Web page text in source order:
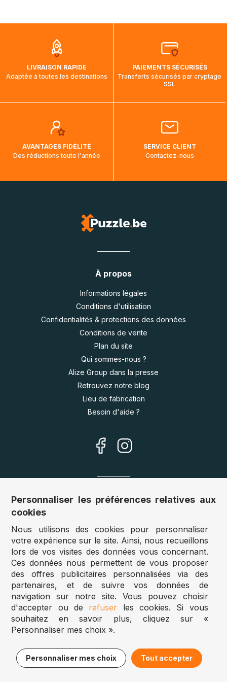
9,95€ Ajouter au panier
aura touché terre.
LIVRAISON RAPIDE
Adaptée à toutes les destinations
PAIEMENTS SÉCURISÉS
Transferts sécurisés par cryptage
SSL
AVANTAGES FIDÉLITÉ
Des réductions toute l'année
SERVICE CLIENT
Contactez-nous
À propos
Informations légales
Conditions d'utilisation
Confidentialités & protections des données
Conditions de vente
Plan du site
Qui sommes-nous ?
Alize Group dans la presse
Retrouvez notre blog
Lieu de fabrication
Besoin d'aide ?
Nos sites
Autriche :www.puzzle.at
Belgique :www.puzzle.be
Royaume Uni :
www.jigsawpuzzle.co.uk
Accès revendeurs / détaillants
Vous avez un magasin ?
Vous souhaitez accéder à nos prix revendeurs ?
Puzzle.be 2025
Personnaliser les préférences relatives aux
cookies
Nous utilisons des cookies pour personnaliser
votre expérience sur le site. Ainsi, nous recueillons
lors de vos visites des données vous concernant.
Ces données nous permettent de vous proposer
des offres publicitaires personnalisées via des
partenaires, et de suivre vos données de
navigation sur notre site. Vous pouvez choisir
d'accepter ou de refuser les cookies. Si vous
souhaitez en savoir plus, cliquez sur «
Personnaliser mes choix ».
Personnaliser mes choix Tout accepter